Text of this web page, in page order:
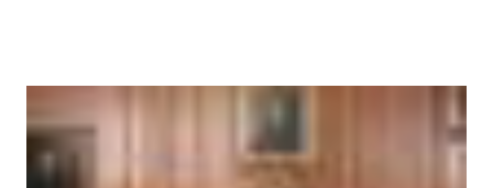
che permette di scegliere per amore anche quando non è la
scelta più efficiente. È ciò che ci collega all’Uno Infinito.
L’intelligenza può simulare comportamenti coscienti, ma